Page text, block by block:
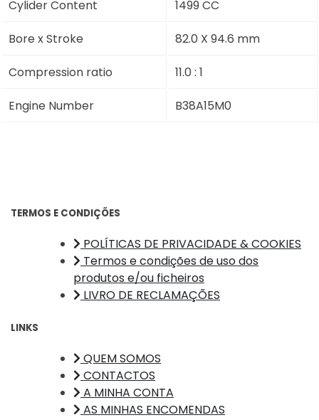
Cylider Content 1499 CC
Bore x Stroke 82.0 X 94.6 mm
Compression ratio 11.0 : 1
Engine Number B38A15M0
TERMOS E CONDIÇÕES
POLÍTICAS DE PRIVACIDADE & COOKIES
Termos e condições de uso dos
produtos e/ou ficheiros
LIVRO DE RECLAMAÇÕES
LINKS
QUEM SOMOS
CONTACTOS
A MINHA CONTA
AS MINHAS ENCOMENDAS